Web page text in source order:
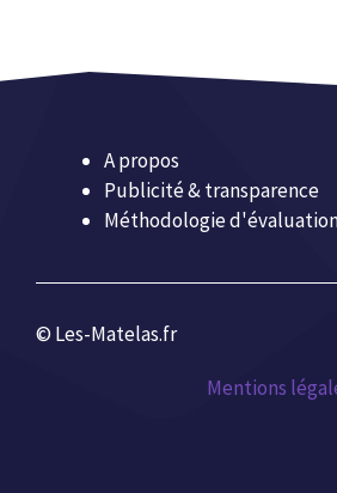
A propos
Publicité & transparence
Méthodologie
© Les-Matelas.fr
Mentions